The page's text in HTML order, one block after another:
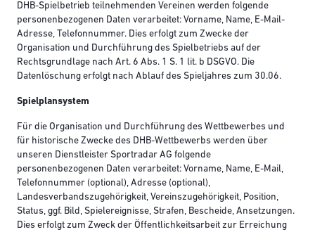
DHB-Spielbetrieb teilnehmenden Vereinen werden folgende
personenbezogenen Daten verarbeitet: Vorname, Name, E-Mail-
Adresse, Telefonnummer. Dies erfolgt zum Zwecke der
Organisation und Durchführung des Spielbetriebs auf der
Rechtsgrundlage nach Art. 6 Abs. 1 S. 1 lit. b DSGVO. Die
Datenlöschung erfolgt nach Ablauf des Spieljahres zum 30.06.
Spielplansystem
Für die Organisation und Durchführung des Wettbewerbes und
für historische Zwecke des DHB-Wettbewerbs werden über
unseren Dienstleister Sportradar AG folgende
personenbezogenen Daten verarbeitet: Vorname, Name, E-Mail,
Telefonnummer (optional), Adresse (optional),
Landesverbandszugehörigkeit, Vereinszugehörigkeit, Position,
Status, ggf. Bild, Spielereignisse, Strafen, Bescheide, Ansetzungen.
Dies erfolgt zum Zweck der Öffentlichkeitsarbeit zur Erreichung